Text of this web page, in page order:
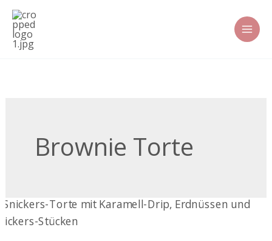
Zum
Inhalt
springen
Brownie Torte
Snickers-
Torte